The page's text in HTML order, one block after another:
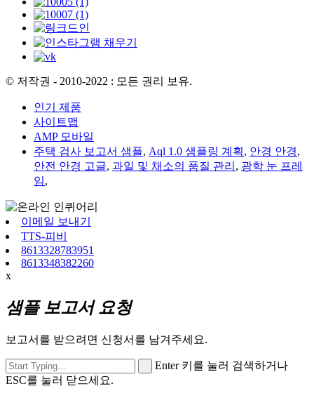
© 저작권 - 2010-2022 : 모든 권리 보유.
인기 제품
사이트맵
AMP 모바일
주택 검사 보고서 샘플, Aql 1.0 샘플링 계획, 안경 안경,
안전 안경 고글, 과일 및 채소의 품질 관리 , 광학 눈 프레
임,
이메일 보내기
TTS-피비
8613328783951
8613348382260
x
샘플 보고서 요청
보고서를 받으려면 신청서를 남겨주세요.
Enter 키를 눌러 검색하거나
ESC를 눌러 닫으세요.